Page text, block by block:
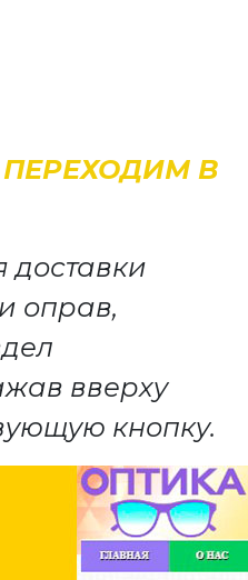
В
оправ,
вверху
кнопку.